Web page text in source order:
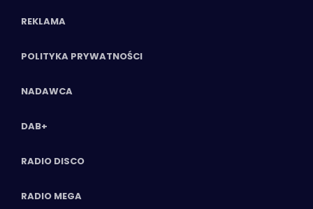
REKLAMA
POLITYKA PRYWATNOŚCI
NADAWCA
DAB+
RADIO DISCO
RADIO MEGA